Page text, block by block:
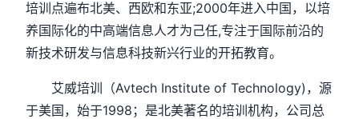
培训点遍布北美、西欧和东亚;2000年进入中国，以培
养国际化的中高端信息人才为己任,专注于国际前沿的
新技术研发与信息科技新兴行业的开拓教育。
艾威培训（Avtech Institute of Technology)，源
于美国，始于1998；是北美著名的培训机构，公司总